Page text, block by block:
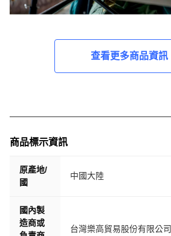
查看更多商品資訊
商品標示資訊
原產地/
國
中國大陸
國內製
造商或
台灣樂高貿易股份有限公司